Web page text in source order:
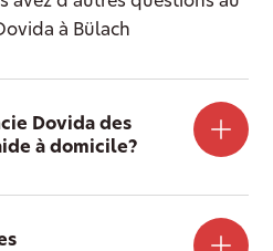
à Bülach
Dovida des
à domicile?